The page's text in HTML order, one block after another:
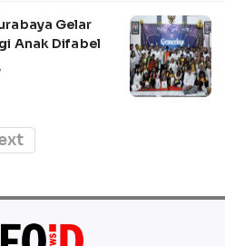
Gelar
Anak Difabel